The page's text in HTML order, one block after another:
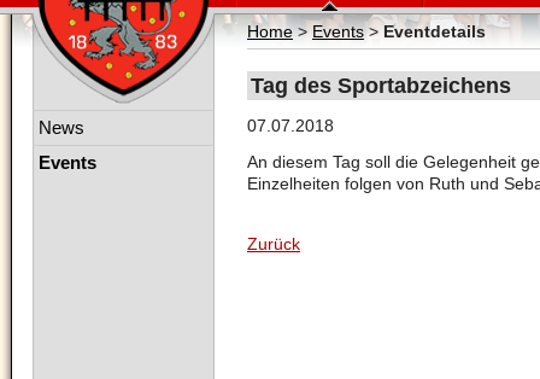
Home> Events> Eventdetails
Tag des Sportabzeichens
07.07.2018
An diesem Tag soll die Gelegenheit
Einzelheiten folgen von Ruth und
Zurück
Navigation
News
Events